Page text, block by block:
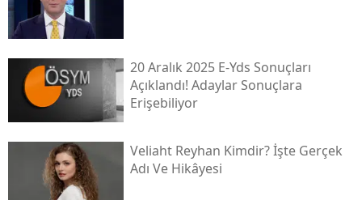
20 Aralık 2025 E-Yds Sonuçları
Açıklandı! Adaylar Sonuçlara
Erişebiliyor
Veliaht Reyhan Kimdir? İşte Gerçek
Adı Ve Hikâyesi